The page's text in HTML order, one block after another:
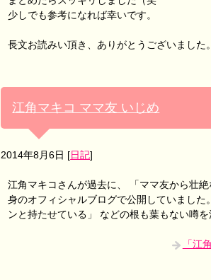
少しでも参考になれば幸いです。
長文お読みい頂き、ありがとうございました。
江角マキコ ママ友 いじめ
2014年8月6日 [日記]
江角マキコさんが過去に、 「ママ友から壮
身のオフィシャルブログで公開していまし
ンと持たせている」 などの根も葉もない噂
「江